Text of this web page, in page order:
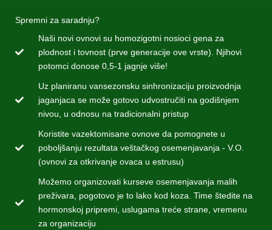
Spremni za saradnju?
Naši novi ovnovi su homozigotni nosioci gena za
plodnost i tovnost (prve generacije ove vrste). Njihovi
potomci donose 0,5-1 jagnje više!
Uz planiranu vansezonsku sinhronizaciju proizvodnja
jaganjaca se može gotovo udvostručiti na godišnjem
nivou, u odnosu na tradicionalni pristup
Koristite vazektomisane ovnove da pomognete u
poboljšanju rezultata veštačkog osemenjavanja - V.O.
(ovnovi za otkrivanje ovaca u estrusu)
Možemo organizovati kurseve osemenjavanja malih
preživara, pogotovo je to lako kod koza. Time štedite na
hormonskoj pripremi, uslugama treće strane, vremenu
za organizaciju